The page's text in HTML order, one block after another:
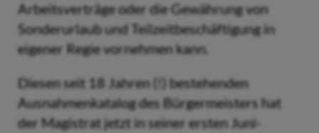
Arbeitsverträge oder die Gewährung von
Sonderurlaub und Teilzeitbeschäftigung in
eigener Regie vornehmen kann.
Diesen seit 18 Jahren (!) bestehenden
Ausnahmenkatalog des Bürgermeisters hat
der Magistrat jetzt in seiner ersten Juni-